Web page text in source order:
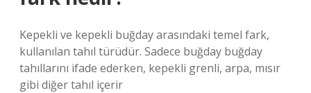
Kepekli ve kepekli buğday arasındaki temel fark,
kullanılan tahıl türüdür. Sadece buğday buğday
tahıllarını ifade ederken, kepekli grenli, arpa, mısır
gibi diğer tahıl içerir